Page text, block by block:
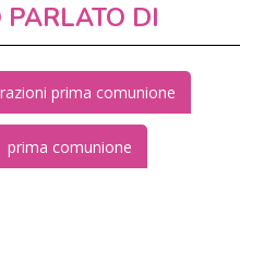
DI
prima comunione
prima comunione